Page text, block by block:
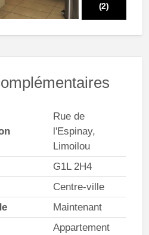
(2)
Rue de
l'Espinay,
Limoilou
G1L 2H4
Centre-ville
Maintenant
Appartement